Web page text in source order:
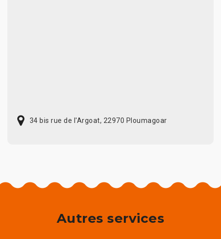
34 bis rue de l'Argoat, 22970 Ploumagoar
Autres services